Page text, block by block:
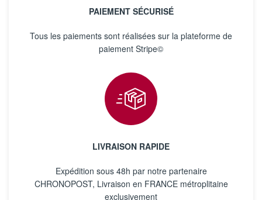
PAIEMENT SÉCURISÉ
Tous les paiements sont réalisées sur la plateforme de
paiement Stripe©
LIVRAISON RAPIDE
Expédition sous 48h par notre partenaire
CHRONOPOST, Livraison en FRANCE métroplitaine
exclusivement